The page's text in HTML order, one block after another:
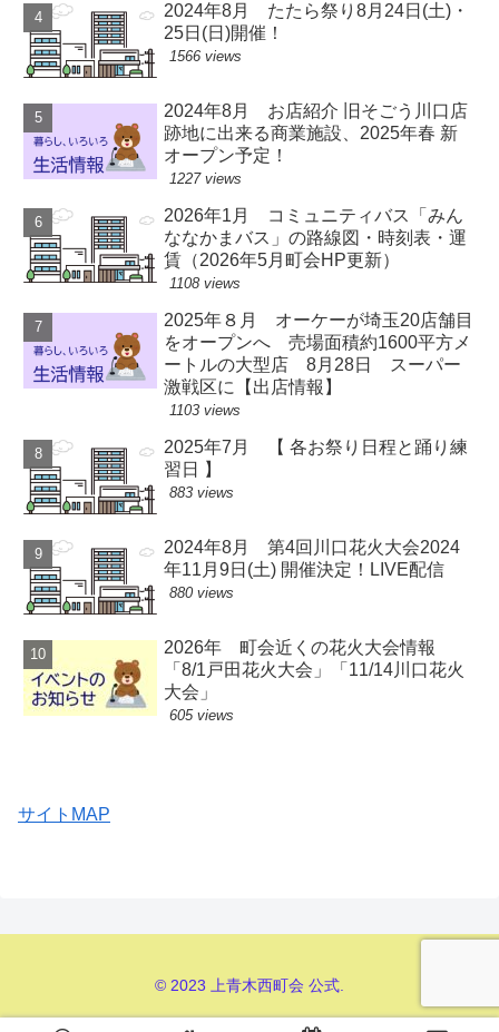
2024年8月 たたら祭り8月24日(土)・
25日(日)開催！
1566 views
2024年8月 お店紹介 旧そごう川口店
跡地に出来る商業施設、2025年春 新
オープン予定！
1227 views
2026年1月 コミュニティバス「みん
ななかまバス」の路線図・時刻表・運
賃（2026年5月町会HP更新）
1108 views
2025年８月 オーケーが埼玉20店舗目
をオープンへ 売場面積約1600平方メ
ートルの大型店 8月28日 スーパー
激戦区に【出店情報】
1103 views
2025年7月 【 各お祭り日程と踊り練
習日 】
883 views
2024年8月 第4回川口花火大会2024
年11月9日(土) 開催決定！LIVE配信
880 views
2026年 町会近くの花火大会情報
「8/1戸田花火大会」「11/14川口花火
大会」
605 views
サイトMAP
© 2023 上青木西町会 公式.